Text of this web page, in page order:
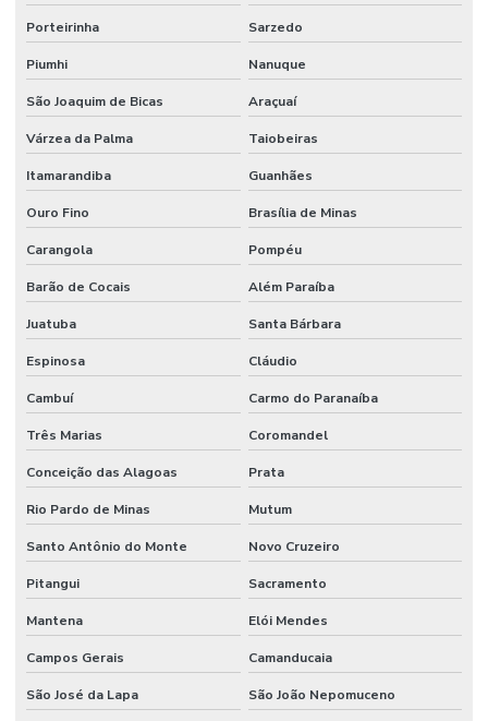
Porteirinha Sarzedo
Piumhi Nanuque
São Joaquim de Bicas Araçuaí
Várzea da Palma Taiobeiras
Itamarandiba Guanhães
Ouro Fino Brasília de Minas
Carangola Pompéu
Barão de Cocais Além Paraíba
Juatuba Santa Bárbara
Espinosa Cláudio
Cambuí Carmo do Paranaíba
Três Marias Coromandel
Conceição das Alagoas Prata
Rio Pardo de Minas Mutum
Santo Antônio do Monte Novo Cruzeiro
Pitangui Sacramento
Mantena Elói Mendes
Campos Gerais Camanducaia
São José da Lapa São João Nepomuceno